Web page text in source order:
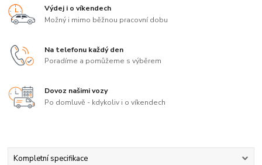
Výdej i o víkendech
Možný i mimo běžnou pracovní dobu
Na telefonu každý den
Poradíme a pomůžeme s výběrem
Dovoz našimi vozy
Po domluvě - kdykoliv i o víkendech
Kompletní specifikace